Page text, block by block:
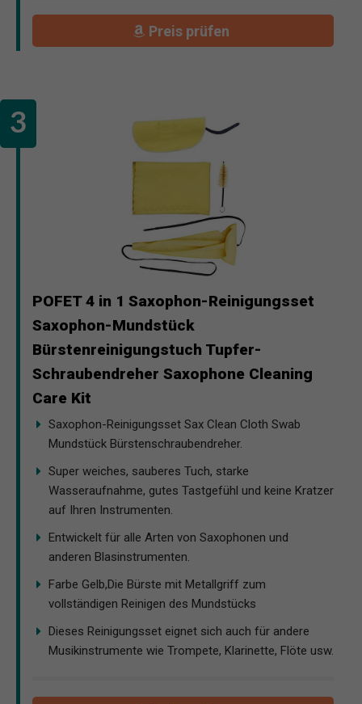
Preis prüfen
POFET 4 in 1 Saxophon-Reinigungsset
Saxophon-Mundstück
Bürstenreinigungstuch Tupfer-
Schraubendreher Saxophone Cleaning
Care Kit
Saxophon-Reinigungsset Sax Clean Cloth Swab
Mundstück Bürstenschraubendreher.
Super weiches, sauberes Tuch, starke
Wasseraufnahme, gutes Tastgefühl und keine Kratzer
auf Ihren Instrumenten.
Entwickelt für alle Arten von Saxophonen und
anderen Blasinstrumenten.
Farbe Gelb,Die Bürste mit Metallgriff zum
vollständigen Reinigen des Mundstücks
Dieses Reinigungsset eignet sich auch für andere
Musikinstrumente wie Trompete, Klarinette, Flöte usw.